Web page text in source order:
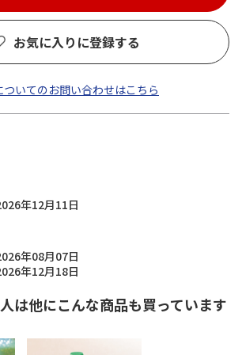
お気に入りに登録する
ついてのお問い合わせはこちら
年12月11日
年08月07日
年12月18日
は他にこんな商品も買っています